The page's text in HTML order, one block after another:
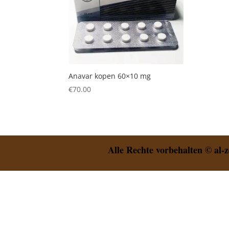
Anavar kopen 60×10 mg
€70.00
Alle Rechte vorbehalten © al-